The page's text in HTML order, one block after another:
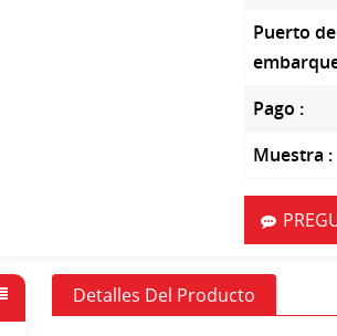
Puerto de
Pago :
Muestra :
Detalles Del Producto